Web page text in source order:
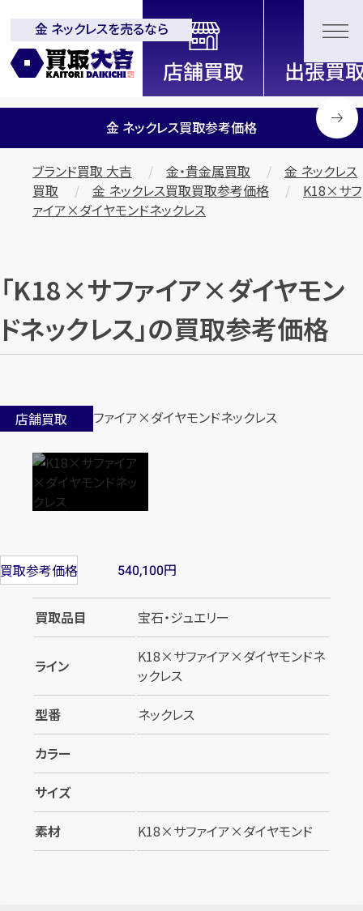
全国2000店舗以上展開中！
信頼と実績の買取専門店「買取大
吉」
金 ネックレスを売るなら
金 ネックレス買取参考価格
ブランド買取 大吉 金・貴金属買取
金 ネックレス
買取
金 ネックレス買取買取参考価格
K18×サフ
ァイア×ダイヤモンドネックレス
「K18×サファイア×ダイヤモン
ドネックレス」の買取参考価格
店舗買取
買取参考価格 540,100円
買取品目 宝石・ジュエリー
ライン
K18×サファイア×ダイヤモンドネ
ックレス
型番
ネックレス
カラー
サイズ
素材
K18×サファイア×ダイヤモンド